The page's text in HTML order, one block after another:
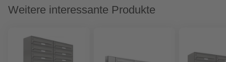
Weitere interessante Produkte